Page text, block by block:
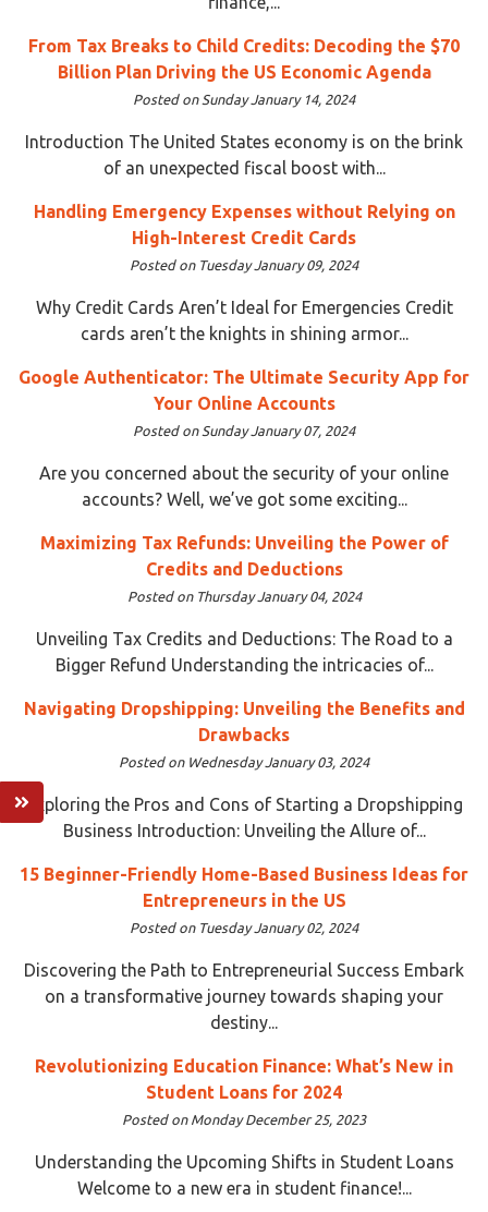
From Tax Breaks to Child Credits: Decoding the $70
Billion Plan Driving the US Economic Agenda
Posted on Sunday January 14, 2024
Introduction The United States economy is on the brink
of an unexpected fiscal boost with...
Handling Emergency Expenses without Relying on
High-Interest Credit Cards
Posted on Tuesday January 09, 2024
Why Credit Cards Aren’t Ideal for Emergencies Credit
cards aren’t the knights in shining armor...
Google Authenticator: The Ultimate Security App for
Your Online Accounts
Posted on Sunday January 07, 2024
Are you concerned about the security of your online
accounts? Well, we’ve got some exciting...
Maximizing Tax Refunds: Unveiling the Power of
Credits and Deductions
Posted on Thursday January 04, 2024
Unveiling Tax Credits and Deductions: The Road to a
Bigger Refund Understanding the intricacies of...
Navigating Dropshipping: Unveiling the Benefits and
Drawbacks
Posted on Wednesday January 03, 2024
Exploring the Pros and Cons of Starting a Dropshipping
Business Introduction: Unveiling the Allure of...
15 Beginner-Friendly Home-Based Business Ideas for
Entrepreneurs in the US
Posted on Tuesday January 02, 2024
Discovering the Path to Entrepreneurial Success Embark
on a transformative journey towards shaping your
destiny...
Revolutionizing Education Finance: What’s New in
Student Loans for 2024
Posted on Monday December 25, 2023
Understanding the Upcoming Shifts in Student Loans
Welcome to a new era in student finance!...